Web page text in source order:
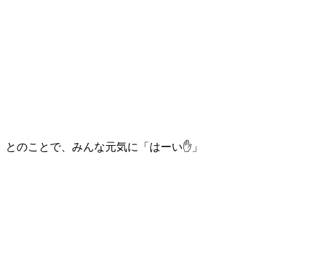
とのことで、みんな元気に「はーい✋」